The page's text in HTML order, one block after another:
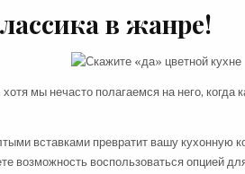
в жанре!
мы нечасто полагаемся на него, когда
вставками превратит вашу кухонную
возможность воспользоваться опцией